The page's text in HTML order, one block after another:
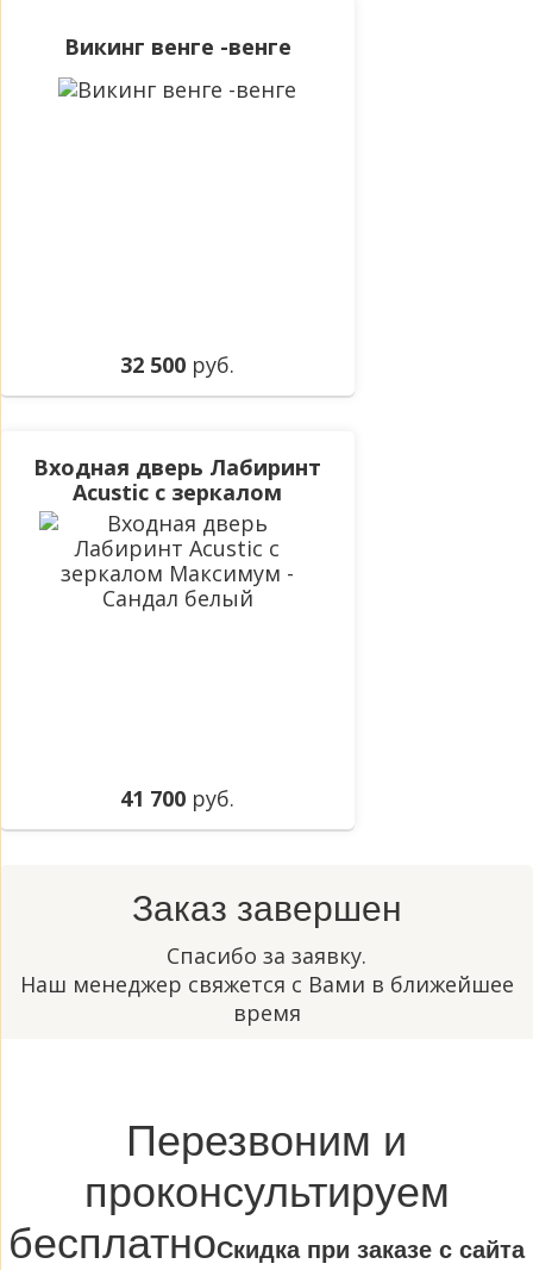
Викинг венге -венге
32 500 руб.
Входная дверь Лабиринт
Acustic с зеркалом
Максимум - Сандал
белый
41 700 руб.
Заказ завершен
Спасибо за заявку.
Наш менеджер свяжется с Вами в ближейшее
время
Перезвоним и
проконсультируем
бесплатноCкидка при заказе с сайта